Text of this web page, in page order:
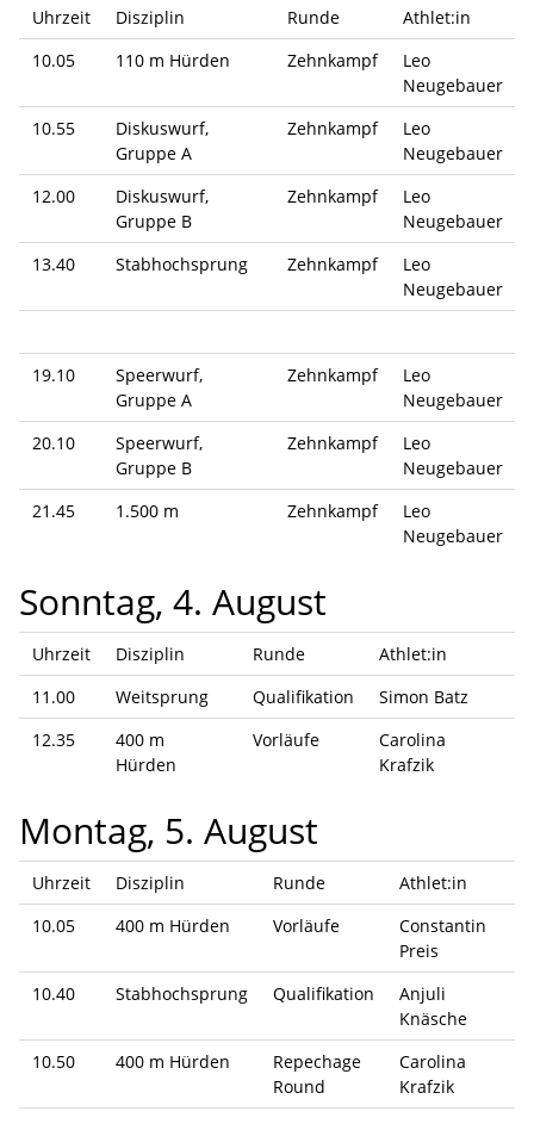
Uhrzeit Disziplin Runde
Athlet:in
10.05
110 m Hürden Zehnkampf
Leo
Neugebauer
10.55
Diskuswurf,
Gruppe A
Zehnkampf
Leo
Neugebauer
12.00
Diskuswurf,
Gruppe B
Zehnkampf
Leo
Neugebauer
13.40
Stabhochsprung Zehnkampf
Leo
Neugebauer
19.10
Speerwurf,
Gruppe A
Zehnkampf
Leo
Neugebauer
20.10
Speerwurf,
Gruppe B
Zehnkampf
Leo
Neugebauer
21.45
1.500 m Zehnkampf
Leo
Neugebauer
Sonntag, 4. August
Uhrzeit Disziplin Runde
Athlet:in
11.00
Weitsprung Qualifikation
Simon Batz
12.35
400 m
Hürden
Vorläufe
Carolina
Krafzik
Montag, 5. August
Uhrzeit Disziplin Runde
Athlet:in
10.05
400 m Hürden Vorläufe
Constantin
Preis
10.40
Stabhochsprung Qualifikation
Anjuli
Knäsche
10.50
400 m Hürden
Repechage
Round
Carolina
Krafzik